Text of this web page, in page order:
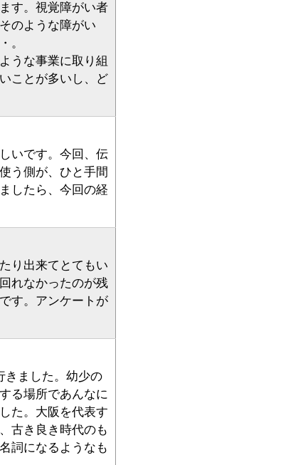
す。視覚障がい者
のような障がい
。
うな事業に取り組
ことが多いし、ど
いです。今回、伝
う側が、ひと手間
したら、今回の経
り出来てとてもい
れなかったのが残
す。アンケートが
きました。幼少の
る場所であんなに
た。大阪を代表す
古き良き時代のも
詞になるようなも